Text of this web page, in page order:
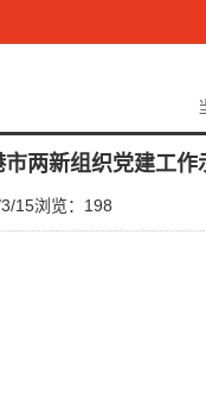
两新组织党建工作
15浏览： 198